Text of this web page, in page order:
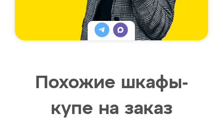
Похожие шкафы-
купе на заказ